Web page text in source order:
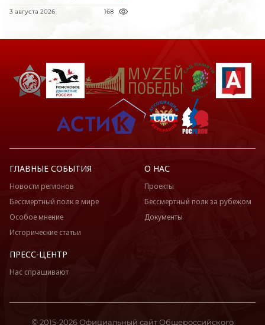
3 августа 2026 168
ГЛАВНЫЕ СОБЫТИЯ
Новости регионов
Бессмертный полк в мире
Особое мнение
Исторические статьи
О НАС
Проекты
Бессмертный полк за рубежом
Документы
ПРЕСС-ЦЕНТР
Нас спрашивают
© 2015-2026 Официальный сайт Общероссийского